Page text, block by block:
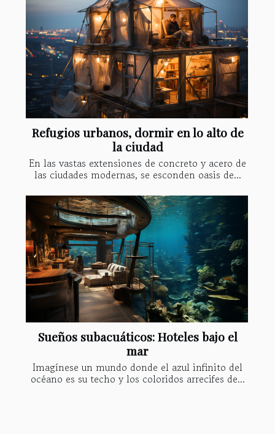
Refugios urbanos, dormir en lo alto de
la ciudad
En las vastas extensiones de concreto y acero de
las ciudades modernas, se esconden oasis de...
Sueños subacuáticos: Hoteles bajo el
mar
Imagínese un mundo donde el azul infinito del
océano es su techo y los coloridos arrecifes de...